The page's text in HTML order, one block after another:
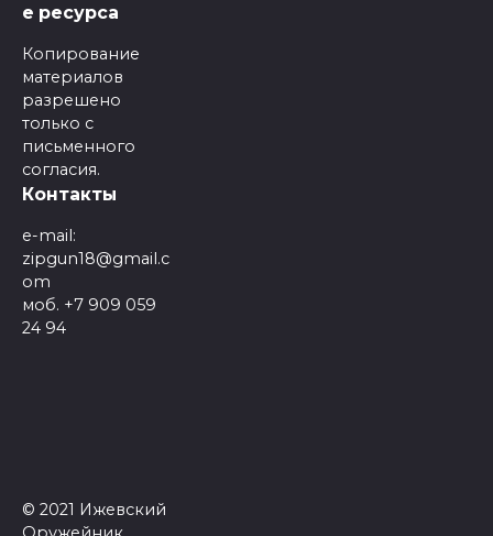
е ресурса
Копирование
материалов
разрешено
только с
письменного
согласия.
Контакты
e-mail:
zipgun18@gmail.c
om
моб. +7 909 059
24 94
© 2021 Ижевский